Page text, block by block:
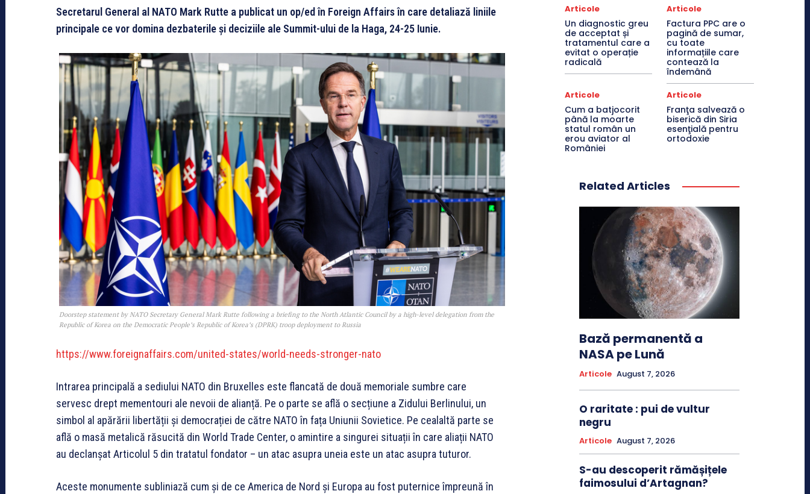
Secretarul General al NATO Mark Rutte a publicat un op/ed în Foreign Affairs în care detaliază liniile
principale ce vor domina dezbaterile și deciziile ale Summit-ului de la Haga, 24-25 Iunie.
Doorstep statement by NATO Secretary General Mark Rutte following a briefing to the North Atlantic Council by a high-level delegation from the
Republic of Korea on the Democratic People’s Republic of Korea’s (DPRK) troop deployment to Russia
https://www.foreignaffairs.com/united-states/world-needs-stronger-nato
Intrarea principală a sediului NATO din Bruxelles este flancată de două memoriale sumbre care
servesc drept mementouri ale nevoii de alianță. Pe o parte se află o secțiune a Zidului Berlinului, un
simbol al apărării libertății și democrației de către NATO în fața Uniunii Sovietice. Pe cealaltă parte se
află o masă metalică răsucită din World Trade Center, o amintire a singurei situații în care aliații NATO
au declanșat Articolul 5 din tratatul fondator – un atac asupra uneia este un atac asupra tuturor.
Aceste monumente subliniază cum și de ce America de Nord și Europa au fost puternice împreună în
Articole
Un diagnostic greu
de acceptat și
tratamentul care a
evitat o operație
radicală
Articole
Factura PPC are o
pagină de sumar,
cu toate
informațiile care
contează la
îndemână
Articole
Cum a batjocorit
până la moarte
statul român un
erou aviator al
României
Articole
Franţa salvează o
biserică din Siria
esenţială pentru
ortodoxie
Related Articles
Bază permanentă a
NASA pe Lună
Articole August 7, 2026
O raritate : pui de vultur
negru
Articole August 7, 2026
S-au descoperit rămășițele
faimosului d’Artagnan?